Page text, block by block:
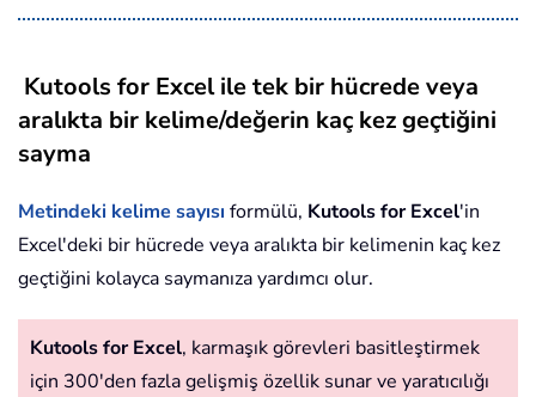
Kutools for Excel ile tek bir hücrede veya
aralıkta bir kelime/değerin kaç kez geçtiğini
sayma
Metindeki kelime sayısı formülü, Kutools for Excel'in
Excel'deki bir hücrede veya aralıkta bir kelimenin kaç kez
geçtiğini kolayca saymanıza yardımcı olur.
Kutools for Excel, karmaşık görevleri basitleştirmek
için 300'den fazla gelişmiş özellik sunar ve yaratıcılığı